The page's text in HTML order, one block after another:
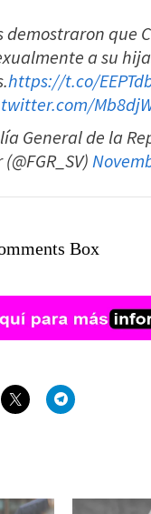
demostraron que
a su
https://t.co/
General de la
Box